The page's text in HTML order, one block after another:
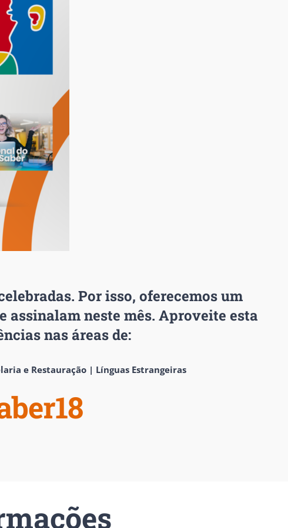
Por isso, oferecemos um
assinalam neste mês. Aproveite esta
nas áreas de:
e Restauração | Línguas Estrangeiras